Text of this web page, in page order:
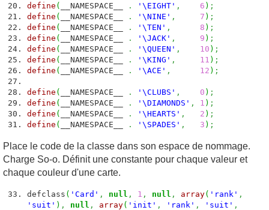
define ( __NAMESPACE__ . '\EIGHT' , 6 ) ;
define ( __NAMESPACE__ . '\NINE' , 7 ) ;
define ( __NAMESPACE__ . '\TEN' , 8 ) ;
define ( __NAMESPACE__ . '\JACK' , 9 ) ;
define ( __NAMESPACE__ . '\QUEEN' , 10 ) ;
define ( __NAMESPACE__ . '\KING' , 11 ) ;
define ( __NAMESPACE__ . '\ACE' , 12 ) ;
define ( __NAMESPACE__ . '\CLUBS' , 0 ) ;
define ( __NAMESPACE__ . '\DIAMONDS' , 1 ) ;
define ( __NAMESPACE__ . '\HEARTS' , 2 ) ;
define ( __NAMESPACE__ . '\SPADES' , 3 ) ;
Place le code de la classe dans son espace de nommage.
Charge So-o. Définit une constante pour chaque valeur et
chaque couleur d'une carte.
defclass ( 'Card' , null , 1 , null , array( 'rank' ,
'suit' ) , null , array( 'init' , 'rank' , 'suit' ,